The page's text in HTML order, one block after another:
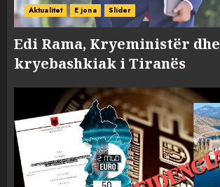
Aktualitet E jona Slider
Edi Rama, Kryeministër dhe
kryebashkiak i Tiranës